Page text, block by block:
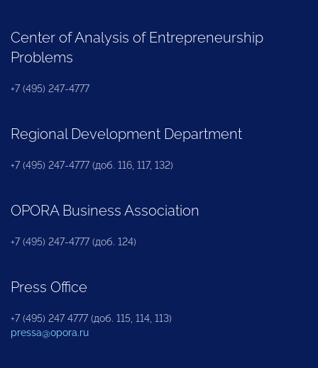
Center of Analysis of Entrepreneurship
Problems
+7 (495) 247-4777
Regional Development Department
+7 (495) 247-4777 (доб. 116, 117, 132)
OPORA Business Association
+7 (495) 247-4777 (доб. 124)
Press Office
+7 (495) 247 4777 (доб. 115, 114, 113)
pressa@opora.ru